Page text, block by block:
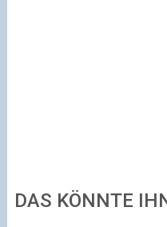
DAS KÖNNTE